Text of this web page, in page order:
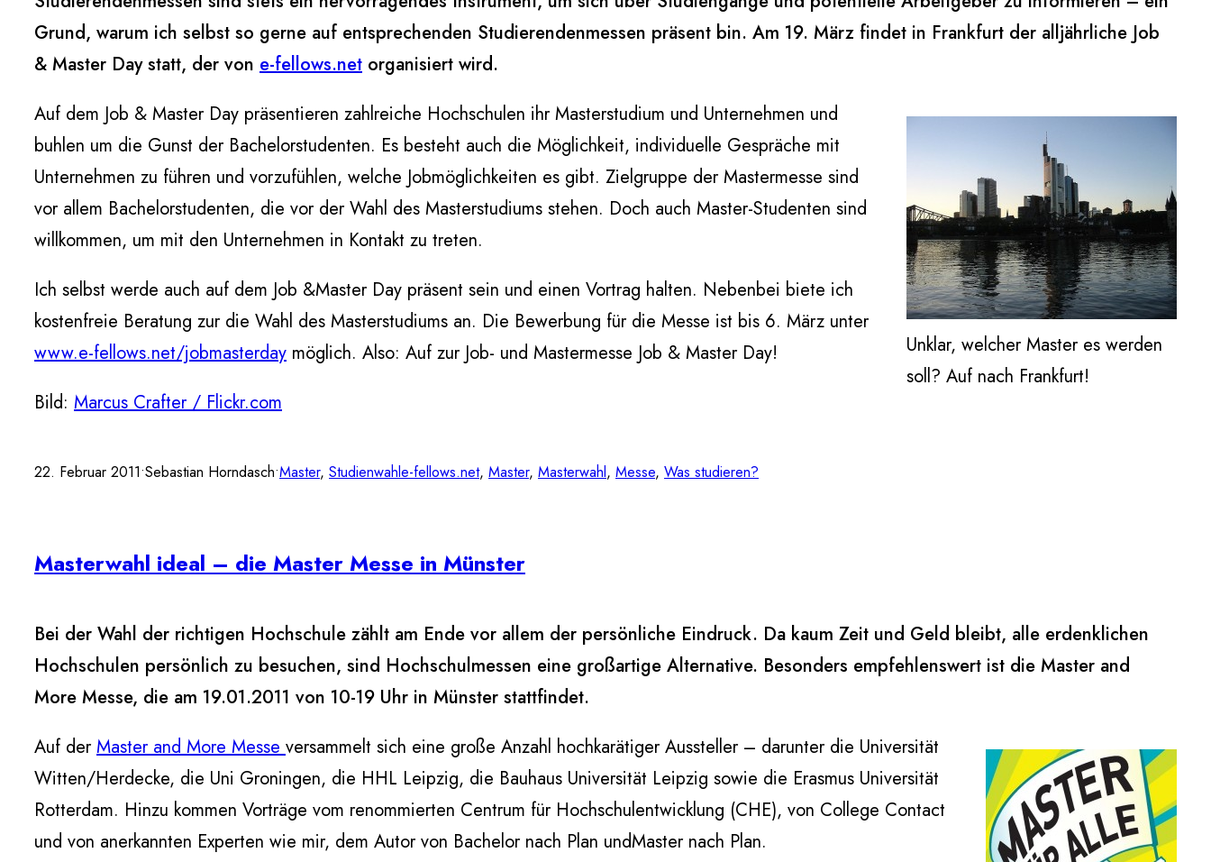
Grund, warum ich selbst so gerne auf entsprechenden Studierendenmessen präsent bin. Am 19. März findet in Frankfurt der alljährliche Job
& Master Day statt, der von e-fellows.net organisiert wird.
Unklar, welcher Master es werden
soll? Auf nach Frankfurt!
Auf dem Job & Master Day präsentieren zahlreiche Hochschulen ihr Masterstudium und Unternehmen und
buhlen um die Gunst der Bachelorstudenten. Es besteht auch die Möglichkeit, individuelle Gespräche mit
Unternehmen zu führen und vorzufühlen, welche Jobmöglichkeiten es gibt. Zielgruppe der Mastermesse sind
vor allem Bachelorstudenten, die vor der Wahl des Masterstudiums stehen. Doch auch Master-Studenten sind
willkommen, um mit den Unternehmen in Kontakt zu treten.
Ich selbst werde auch auf dem Job &Master Day präsent sein und einen Vortrag halten. Nebenbei biete ich
kostenfreie Beratung zur die Wahl des Masterstudiums an. Die Bewerbung für die Messe ist bis 6. März unter
www.e-fellows.net/jobmasterday möglich. Also: Auf zur Job- und Mastermesse Job & Master Day!
Bild: Marcus Crafter / Flickr.com
22. Februar 2011•Sebastian Horndasch•Master, Studienwahle-fellows.net, Master, Masterwahl, Messe, Was studieren?
Masterwahl ideal – die Master Messe in Münster
Bei der Wahl der richtigen Hochschule zählt am Ende vor allem der persönliche Eindruck. Da kaum Zeit und Geld bleibt, alle erdenklichen
Hochschulen persönlich zu besuchen, sind Hochschulmessen eine großartige Alternative. Besonders empfehlenswert ist die Master and
More Messe, die am 19.01.2011 von 10-19 Uhr in Münster stattfindet.
Auf derMaster and More Messeversammelt sich eine große Anzahl hochkarätiger Aussteller – darunter die Universität
Witten/Herdecke, die Uni Groningen, die HHL Leipzig, die Bauhaus Universität Leipzig sowie die Erasmus Universität
Rotterdam. Hinzu kommen Vorträge vom renommierten Centrum für Hochschulentwicklung (CHE), von College Contact
und von anerkannten Experten wie mir, dem Autor von Bachelor nach Plan undMaster nach Plan.